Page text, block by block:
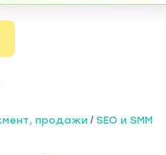
продажи / SEO и SMM